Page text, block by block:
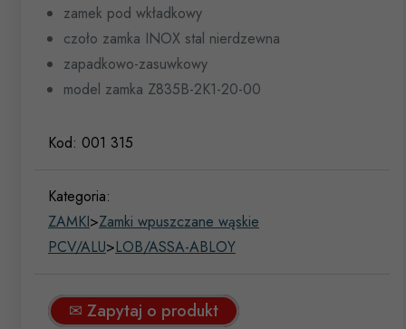
zamek pod wkładkowy
czoło zamka INOX stal nierdzewna
zapadkowo-zasuwkowy
model zamka Z835B-2K1-20-00
Kod: 001 315
Kategoria:
ZAMKI>Zamki wpuszczane wąskie
PCV/ALU>LOB/ASSA-ABLOY
✉ Zapytaj o produkt